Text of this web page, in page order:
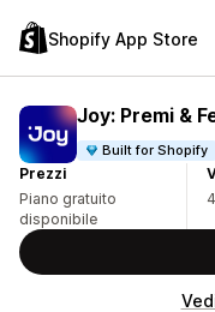
Shopify App Store
Joy: Premi &
Built for Shopify
Prezzi
Piano gratuito
disponibile